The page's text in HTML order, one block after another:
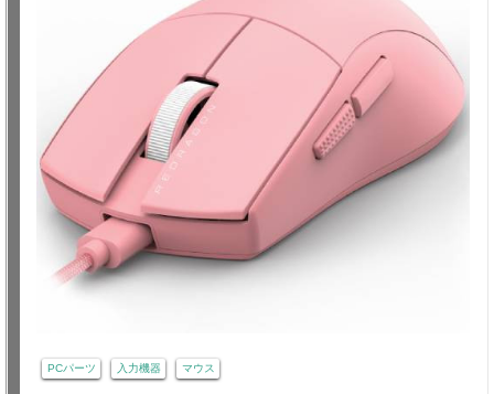
PCパーツ 入力機器 マウス